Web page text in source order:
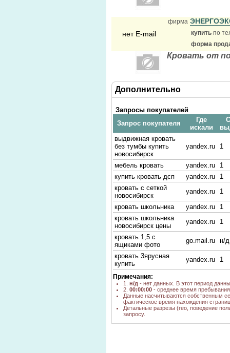
нет E-mail
фирма
купить по
форма
Кровать от
Дополнительно
Запросы покупателей
Запрос покупателя
Где
искали
выдвижная кровать
без тумбы купить
новосибирск
yandex.ru 1
мебель кровать yandex.ru
1
купить кровать дсп
yandex.ru
1
кровать с сеткой
новосибирск
yandex.ru
1
кровать школьника
yandex.ru
1
кровать школьника
новосибирск цены
yandex.ru
1
кровать 1,5 с
ящиками фото
go.mail.ru н/д
кровать 3ярусная
купить
yandex.ru 1
Примечания:
1. н/д - нет данных. В этот период
2. 00:00:00 - среднее время
Данные насчитываются собственным
фактическое время нахождения
Детальные разрезы (гео, поведение
запросу.